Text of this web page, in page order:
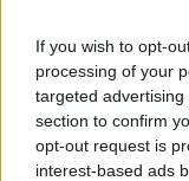
If you wish to opt-
processing of your
targeted
section to confirm
opt-out request is
interest-based ads